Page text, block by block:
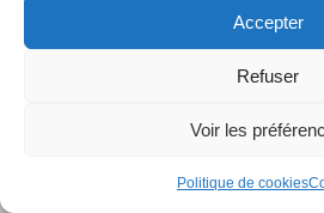
Accepter
Refuser
Voir les
Politique de cookies